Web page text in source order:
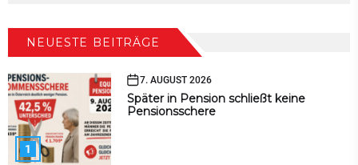
NEUESTE BEITRÄGE
1
7. AUGUST 2026
Später in Pension schließt keine
Pensionsschere